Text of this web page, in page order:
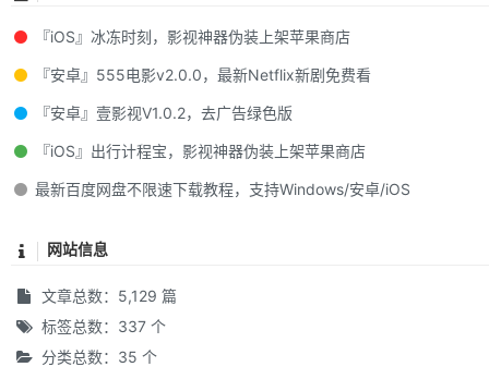
『iOS』冰冻时刻，影视神器伪装上架苹果商店
『安卓』555电影v2.0.0，最新Netflix新剧免费看
『安卓』壹影视V1.0.2，去广告绿色版
『iOS』出行计程宝，影视神器伪装上架苹果商店
最新百度网盘不限速下载教程，支持Windows/安卓/iOS
网站信息
文章总数：5,129 篇
标签总数：337 个
分类总数：35 个